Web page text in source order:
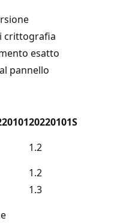
crittografia
esatto
pannello
20220101S
1.2
1.2
1.3